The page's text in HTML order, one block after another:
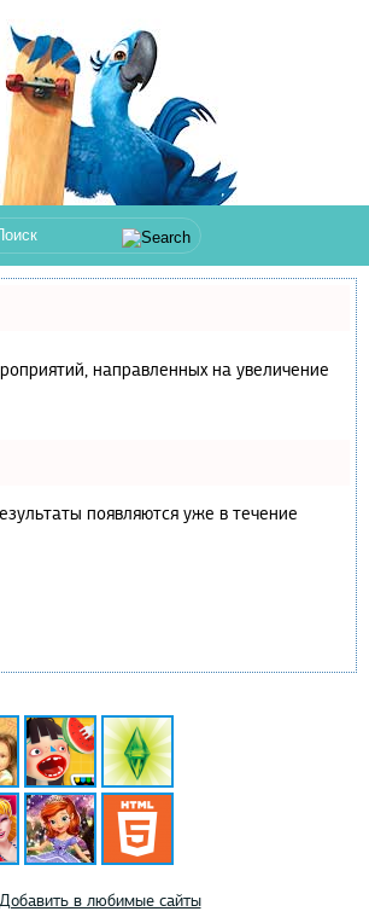
направленных на увеличение
появляются уже в течение
Добавить в любимые сайты